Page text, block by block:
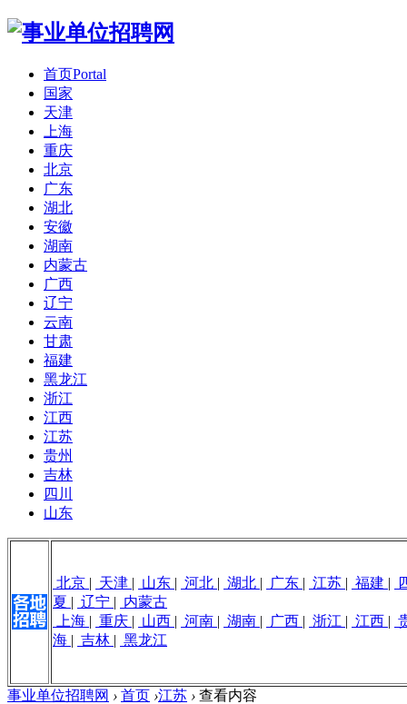
首页Portal
国家
天津
上海
重庆
北京
广东
湖北
安徽
湖南
内蒙古
广西
辽宁
云南
甘肃
福建
黑龙江
浙江
江西
江苏
贵州
吉林
四川
山东
北京 | 天津 | 山东 | 河北 | 湖北 | 广东 | 江苏 | 福建 |
夏 | 辽宁 | 内蒙古
上海 | 重庆 | 山西 | 河南 | 湖南 | 广西 | 浙江 | 江西 |
海 | 吉林 | 黑龙江
事业单位招聘网 › 首页 ›江苏 › 查看内容